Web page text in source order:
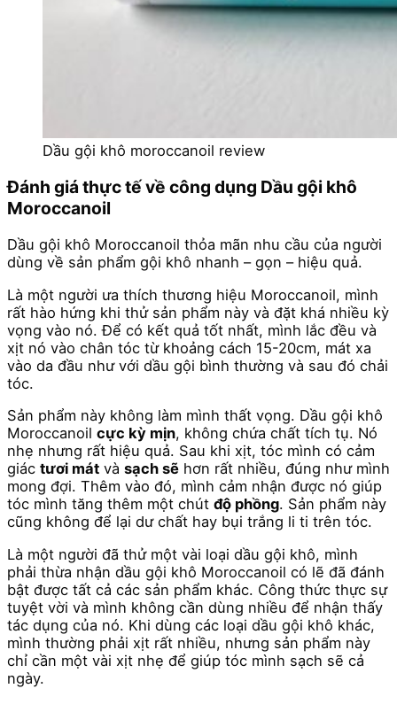
Dầu gội khô moroccanoil review
Đánh giá thực tế về công dụng Dầu gội khô
Moroccanoil
Dầu gội khô Moroccanoil thỏa mãn nhu cầu của người
dùng về sản phẩm gội khô nhanh – gọn – hiệu quả.
Là một người ưa thích thương hiệu Moroccanoil, mình
rất hào hứng khi thử sản phẩm này và đặt khá nhiều kỳ
vọng vào nó. Để có kết quả tốt nhất, mình lắc đều và
xịt nó vào chân tóc từ khoảng cách 15-20cm, mát xa
vào da đầu như với dầu gội bình thường và sau đó chải
tóc.
Sản phẩm này không làm mình thất vọng. Dầu gội khô
Moroccanoil cực kỳ mịn, không chứa chất tích tụ. Nó
nhẹ nhưng rất hiệu quả. Sau khi xịt, tóc mình có cảm
giác tươi mát và sạch sẽ hơn rất nhiều, đúng như mình
mong đợi. Thêm vào đó, mình cảm nhận được nó giúp
tóc mình tăng thêm một chút độ phồng. Sản phẩm này
cũng không để lại dư chất hay bụi trắng li ti trên tóc.
Là một người đã thử một vài loại dầu gội khô, mình
phải thừa nhận dầu gội khô Moroccanoil có lẽ đã đánh
bật được tất cả các sản phẩm khác. Công thức thực sự
tuyệt vời và mình không cần dùng nhiều để nhận thấy
tác dụng của nó. Khi dùng các loại dầu gội khô khác,
mình thường phải xịt rất nhiều, nhưng sản phẩm này
chỉ cần một vài xịt nhẹ để giúp tóc mình sạch sẽ cả
ngày.